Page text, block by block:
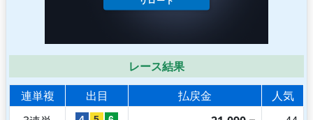
レース結果
連単複
出目 払戻金
人気